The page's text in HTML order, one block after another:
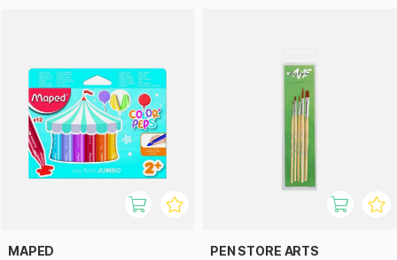
MAPED PEN STORE ARTS